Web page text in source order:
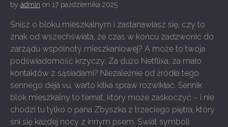
by admin on 17 października 2025
Śnisz o bloku mieszkalnym i zastanawiasz się, czy to
znak od wszechświata, że czas w końcu zadzwonić do
zarządu wspólnoty mieszkaniowej? A może to twoja
podświadomość krzyczy: Za dużo Netflixa, za mało
kontaktów z sąsiadami? Niezależnie od źródła tego
sennego déjà vu, warto kilka spraw rozwikłać. Sennik
blok mieszkalny to temat, który może zaskoczyć – i nie
chodzi tu tylko o pana Zbyszka z trzeciego piętra, który
śni się każdej nocy z innym psem. Świat symboli